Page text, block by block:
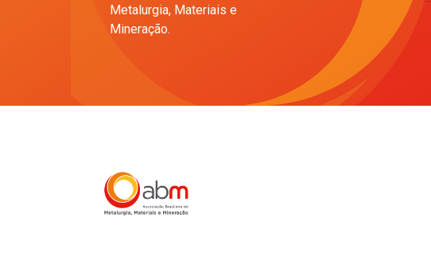
Metalurgia, Materiais e
Mineração.